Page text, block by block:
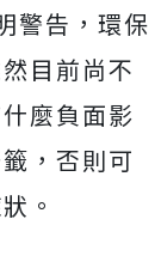
警告，環保
目前尚不
麼負面影
，否則可
。